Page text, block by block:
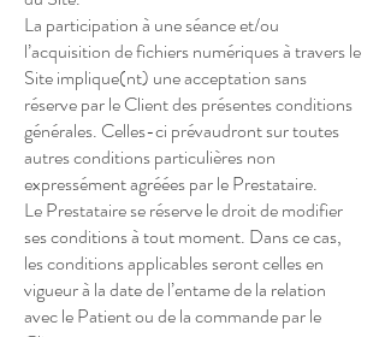
La participation à une séance et/ou
l’acquisition de fichiers numériques à travers le
Site implique(nt) une acceptation sans
réserve par le Client des présentes conditions
générales. Celles-ci prévaudront sur toutes
autres conditions particulières non
expressément agréées par le Prestataire.
Le Prestataire se réserve le droit de modifier
ses conditions à tout moment. Dans ce cas,
les conditions applicables seront celles en
vigueur à la date de l’entame de la relation
avec le Patient ou de la commande par le